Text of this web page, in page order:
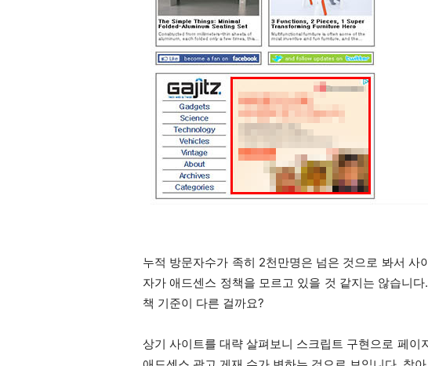
누적 방문자수가 족히 2천만명은 넘은 것으로 봐서 사
자가 애드센스 정책을 모르고 있을 것 같지는 않습니
책 기준이 다른 걸까요?
상기 사이트를 대략 살펴보니 스크립트 구현으로 페이